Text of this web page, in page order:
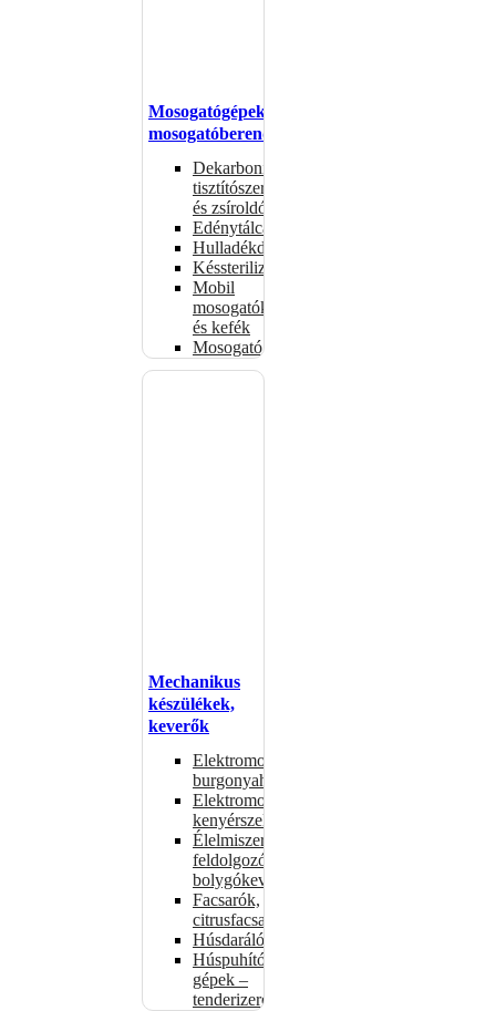
Mosogatógépek,
mosogatóberendezések
Dekarbonizáló
tisztítószerek
és zsíroldók
Edénytálcák
Hulladékdarálók
Késsterilizátorok
Mobil
mosogatók
és kefék
Mosogatógépkosarak
Mechanikus
készülékek,
keverők
Elektromos
burgonyahámozók
Elektromos
kenyérszeletelők
Élelmiszer-
feldolgozók –
bolygókeverők
Facsarók,
citrusfacsarók
Húsdarálók
Húspuhító
gépek –
tenderizerek